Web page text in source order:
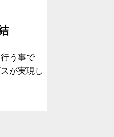
う事で
が実現し